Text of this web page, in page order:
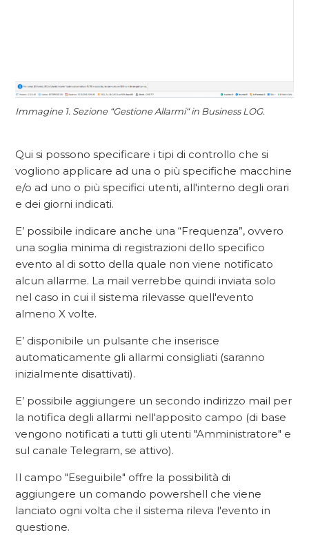
Immagine 1. Sezione “Gestione Allarmi“ in Business LOG.
Qui si possono specificare i tipi di controllo che si
vogliono applicare ad una o più specifiche macchine
e/o ad uno o più specifici utenti, all'interno degli orari
e dei giorni indicati.
E’ possibile indicare anche una “Frequenza”, ovvero
una soglia minima di registrazioni dello specifico
evento al di sotto della quale non viene notificato
alcun allarme. La mail verrebbe quindi inviata solo
nel caso in cui il sistema rilevasse quell'evento
almeno X volte.
E’ disponibile un pulsante che inserisce
automaticamente gli allarmi consigliati (saranno
inizialmente disattivati).
E’ possibile aggiungere un secondo indirizzo mail per
la notifica degli allarmi nell'apposito campo (di base
vengono notificati a tutti gli utenti "Amministratore" e
sul canale Telegram, se attivo).
Il campo "Eseguibile" offre la possibilità di
aggiungere un comando powershell che viene
lanciato ogni volta che il sistema rileva l'evento in
questione.